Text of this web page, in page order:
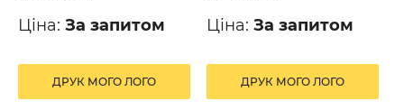
Ціна: За запитом
ДРУК МОГО ЛОГО
Ціна: За запитом
ДРУК МОГО ЛОГО